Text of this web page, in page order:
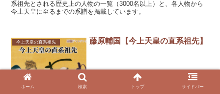
系祖先とされる歴史上の人物の一覧（3000名以上）と、各人物から
今上天皇に至るまでの系譜を掲載しています。
今上天皇の直系祖先 藤原輔国【今上天皇の直系祖先】
藤原輔国は今上天皇の直系祖先です。本サイトでは、今上天皇の直系
ホーム 検索 トップ サイドバー